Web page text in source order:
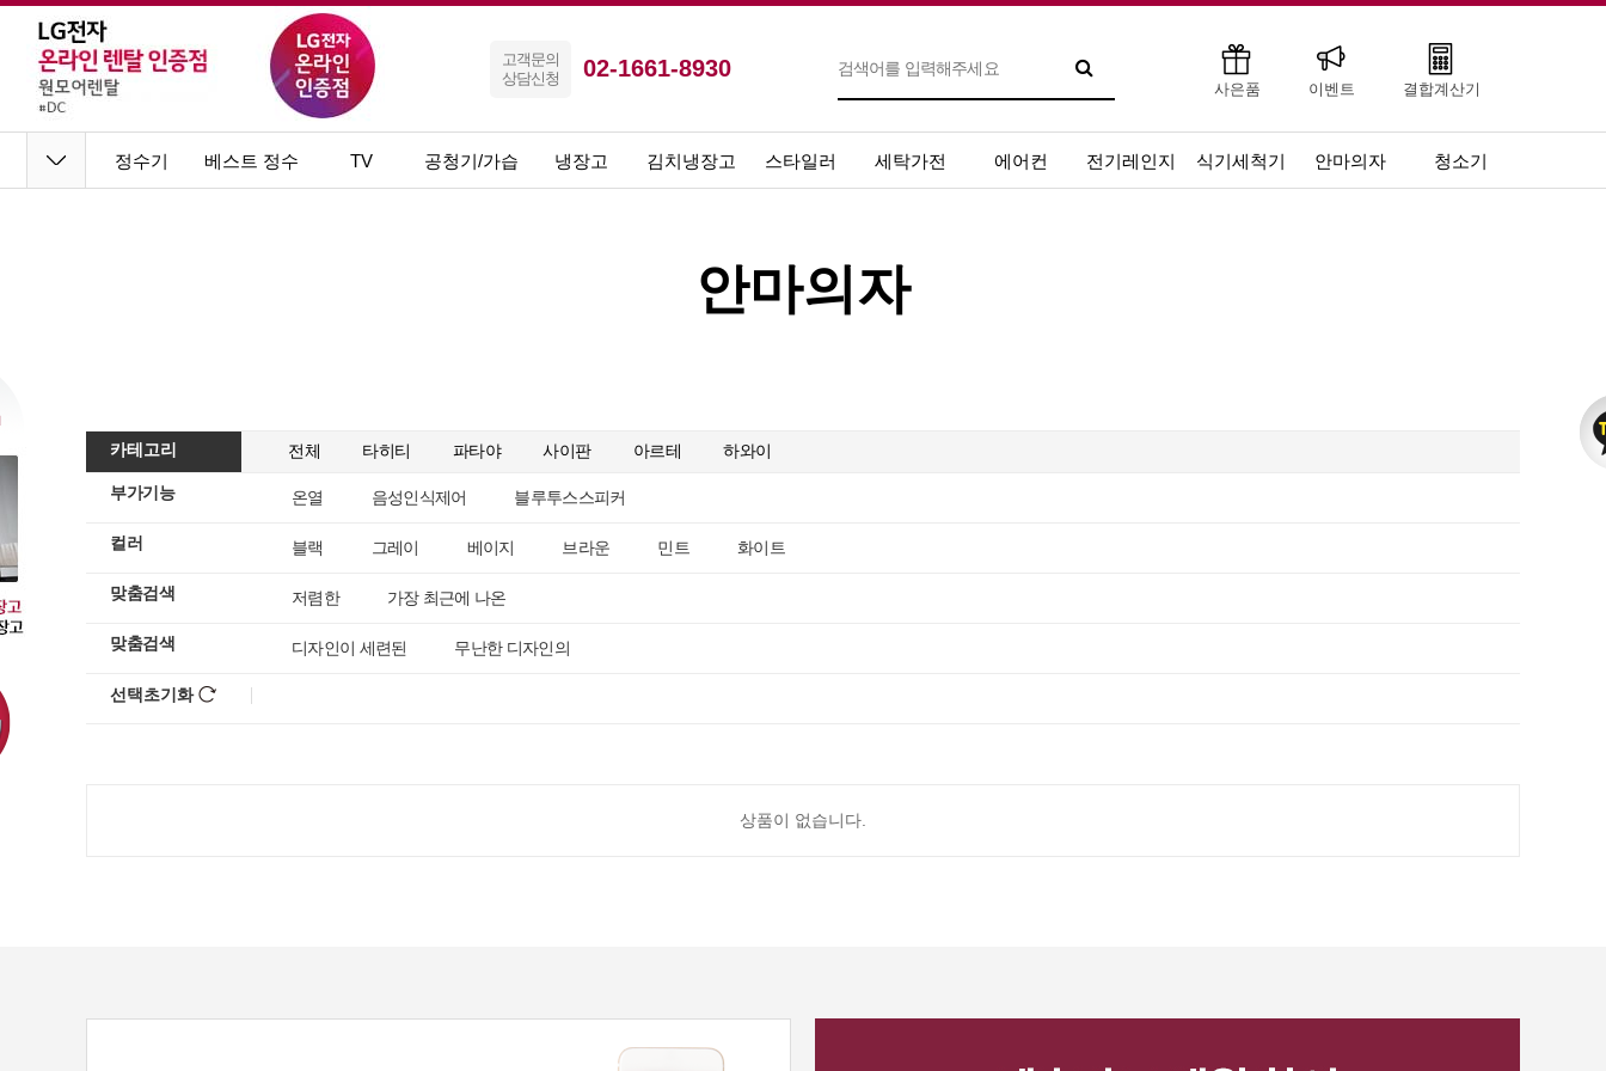
02-1661-8930
고객문의
상담신청
사은품 이벤트 결합계산기
정수기 베스트 정수 TV 공청기/가습 냉장고 김치냉장고 스타일러 세탁가전 에어컨 전기레인지 식기세척기 안마의자 청소기
안마의자
카테고리 전체 타히티 파타야 사이판 아르테 하와이
부가기능 온열 음성인식제어 블루투스스피커
컬러 블랙 그레이 베이지 브라운 민트 화이트
맞춤검색 저렴한 가장 최근에 나온
맞춤검색 디자인이 세련된 무난한 디자인의
선택초기화
상품이 없습니다.